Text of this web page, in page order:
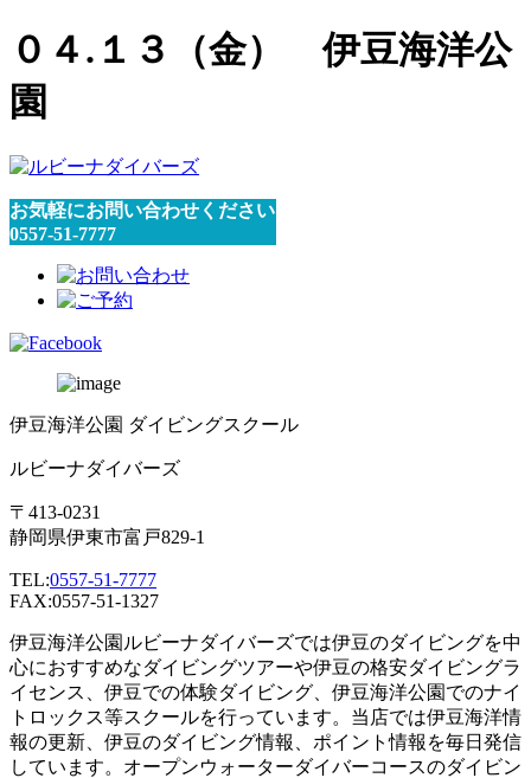
０４.１３（金） 伊豆海洋公
園
お気軽にお問い合わせください
0557-51-7777
伊豆海洋公園 ダイビングスクール
ルビーナダイバーズ
〒413-0231
静岡県伊東市富戸829-1
TEL:0557-51-7777
FAX:0557-51-1327
伊豆海洋公園ルビーナダイバーズでは伊豆のダイビングを中
心におすすめなダイビングツアーや伊豆の格安ダイビングラ
イセンス、伊豆での体験ダイビング、伊豆海洋公園でのナイ
トロックス等スクールを行っています。当店では伊豆海洋情
報の更新、伊豆のダイビング情報、ポイント情報を毎日発信
しています。オープンウォーターダイバーコースのダイビン